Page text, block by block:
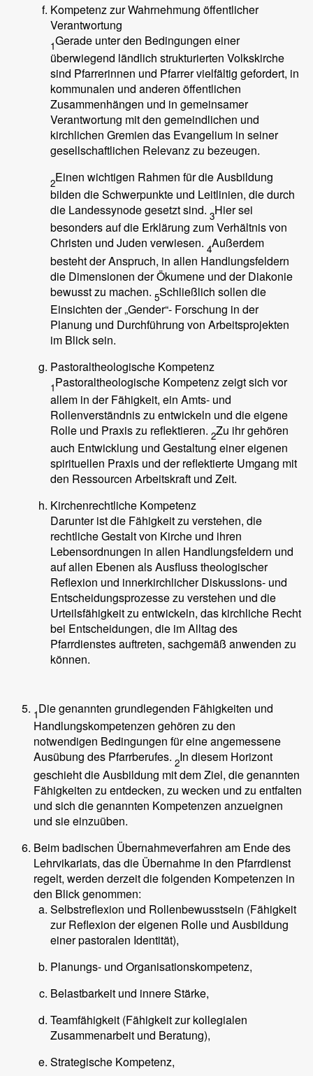
Kompetenz zur Wahrnehmung öffentlicher
Verantwortung
1Gerade unter den Bedingungen einer
überwiegend ländlich strukturierten Volkskirche
sind Pfarrerinnen und Pfarrer vielfältig gefordert, in
kommunalen und anderen öffentlichen
Zusammenhängen und in gemeinsamer
Verantwortung mit den gemeindlichen und
kirchlichen Gremien das Evangelium in seiner
gesellschaftlichen Relevanz zu bezeugen.
2Einen wichtigen Rahmen für die Ausbildung
bilden die Schwerpunkte und Leitlinien, die durch
die Landessynode gesetzt sind. 3Hier sei
besonders auf die Erklärung zum Verhältnis von
Christen und Juden verwiesen. 4Außerdem
besteht der Anspruch, in allen Handlungsfeldern
die Dimensionen der Ökumene und der Diakonie
bewusst zu machen. 5Schließlich sollen die
Einsichten der „Gender“- Forschung in der
Planung und Durchführung von Arbeitsprojekten
im Blick sein.
Pastoraltheologische Kompetenz
1Pastoraltheologische Kompetenz zeigt sich vor
allem in der Fähigkeit, ein Amts- und
Rollenverständnis zu entwickeln und die eigene
Rolle und Praxis zu reflektieren. 2Zu ihr gehören
auch Entwicklung und Gestaltung einer eigenen
spirituellen Praxis und der reflektierte Umgang mit
den Ressourcen Arbeitskraft und Zeit.
Kirchenrechtliche Kompetenz
Darunter ist die Fähigkeit zu verstehen, die
rechtliche Gestalt von Kirche und ihren
Lebensordnungen in allen Handlungsfeldern und
auf allen Ebenen als Ausfluss theologischer
Reflexion und innerkirchlicher Diskussions- und
Entscheidungsprozesse zu verstehen und die
Urteilsfähigkeit zu entwickeln, das kirchliche Recht
bei Entscheidungen, die im Alltag des
Pfarrdienstes auftreten, sachgemäß anwenden zu
können.
1Die genannten grundlegenden Fähigkeiten und
Handlungskompetenzen gehören zu den
notwendigen Bedingungen für eine angemessene
Ausübung des Pfarrberufes. 2In diesem Horizont
geschieht die Ausbildung mit dem Ziel, die genannten
Fähigkeiten zu entdecken, zu wecken und zu entfalten
und sich die genannten Kompetenzen anzueignen
und sie einzuüben.
Beim badischen Übernahmeverfahren am Ende des
Lehrvikariats, das die Übernahme in den Pfarrdienst
regelt, werden derzeit die folgenden Kompetenzen in
den Blick genommen:
Selbstreflexion und Rollenbewusstsein (Fähigkeit
zur Reflexion der eigenen Rolle und Ausbildung
einer pastoralen Identität),
Planungs- und Organisationskompetenz,
Belastbarkeit und innere Stärke,
Teamfähigkeit (Fähigkeit zur kollegialen
Zusammenarbeit und Beratung),
Strategische Kompetenz,